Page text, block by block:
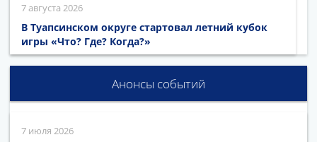
7 августа 2026
В Туапсинском округе стартовал летний кубок
игры «Что? Где? Когда?»
Анонсы событий
7 июля 2026